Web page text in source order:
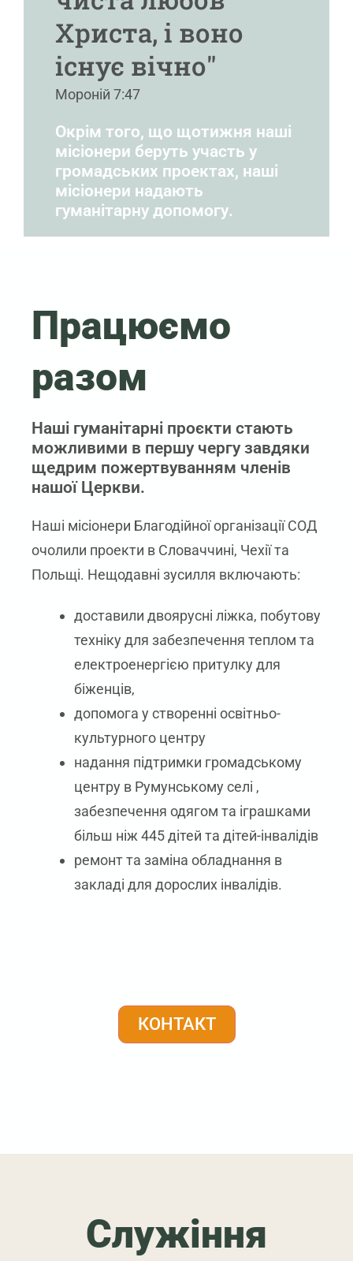
Христа, і воно
існує вічно"
Мороній 7:47
Окрім того, що щотижня наші
місіонери беруть участь у
громадських проектах, наші
місіонери надають
гуманітарну допомогу.
Працюємо
разом
Наші гуманітарні проєкти стають
можливими в першу чергу завдяки
щедрим пожертвуванням членів
нашої Церкви.
Наші місіонери Благодійної організації СОД
очолили проекти в Словаччині, Чехії та
Польщі. Нещодавні зусилля включають:
доставили двоярусні ліжка, побутову
техніку для забезпечення теплом та
електроенергією притулку для
біженців,
допомога у створенні освітньо-
культурного центру
надання підтримки громадському
центру в Румунському селі ,
забезпечення одягом та іграшками
більш ніж 445 дітей та дітей-інвалідів
ремонт та заміна обладнання в
закладі для дорослих інвалідів.
КОНТАКТ
Служіння